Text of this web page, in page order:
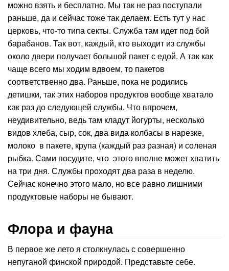
можно взять и бесплатно. Мы так не раз поступали
раньше, да и сейчас тоже так делаем. Есть тут у нас
церковь, что-то типа секты. Служба там идет под бой
барабанов. Так вот, каждый, кто выходит из службы
около двери получает большой пакет с едой. А так как
чаще всего мы ходим вдвоем, то пакетов
соответственно два. Раньше, пока не родились
детишки, так этих наборов продуктов вообще хватало
как раз до следующей службы. Что впрочем,
неудивительно, ведь там кладут йогурты, несколько
видов хлеба, сыр, сок, два вида колбасы в нарезке,
молоко в пакете, крупа (каждый раз разная) и соленая
рыбка. Сами посудите, что этого вполне может хватить
на три дня. Службы проходят два раза в неделю.
Сейчас конечно этого мало, но все равно лишними
продуктовые наборы не бывают.
Флора и фауна
В первое же лето я столкнулась с совершенно
непуганой финской природой. Представьте себе.